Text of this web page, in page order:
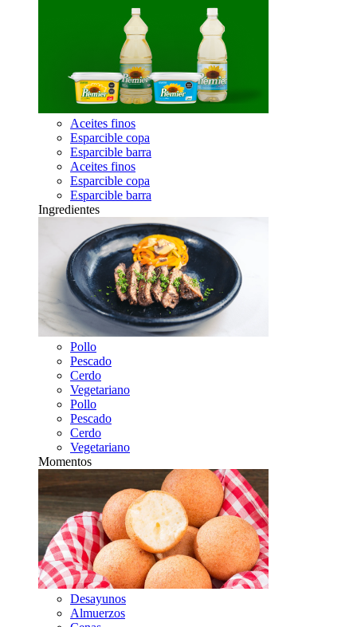
Aceites finos
Esparcible copa
Esparcible barra
Aceites finos
Esparcible copa
Esparcible barra
Ingredientes
Pollo
Pescado
Cerdo
Vegetariano
Pollo
Pescado
Cerdo
Vegetariano
Momentos
Desayunos
Almuerzos